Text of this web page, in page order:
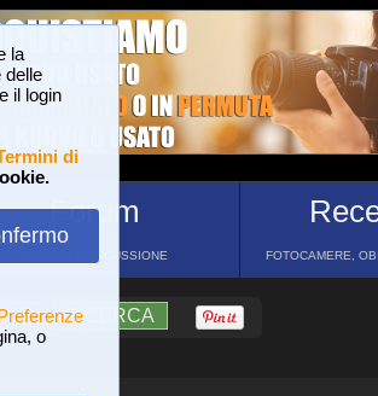
la
delle
il login
di
o
Forum
FORUM DI DISCUSSIONE FOTOCAMERE,
RICERCA